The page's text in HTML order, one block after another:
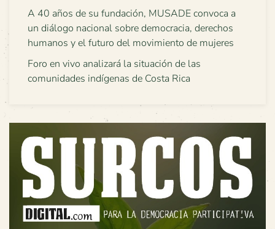
A 40 años de su fundación, MUSADE convoca a
un diálogo nacional sobre democracia, derechos
humanos y el futuro del movimiento de mujeres
Foro en vivo analizará la situación de las
comunidades indígenas de Costa Rica